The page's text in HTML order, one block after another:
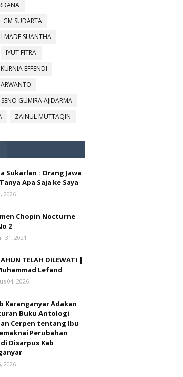
GM SUDARTA
I MADE SUANTHA
IYUT FITRA
KURNIA EFFENDI
SENO GUMIRA AJIDARMA
ZAINUL MUTTAQIN
Sukarlan : Orang Jawa
Apa Saja ke Saya
2026
Chopin Nocturne
2
31, 2021
TELAH DILEWATI |
Lefand
04, 2026
Karanganyar Adakan
Buku Antologi
Cerpen tentang Ibu
Perubahan
Disarpus Kab
2026